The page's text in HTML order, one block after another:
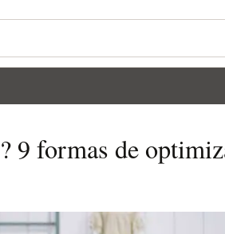
9 formas de